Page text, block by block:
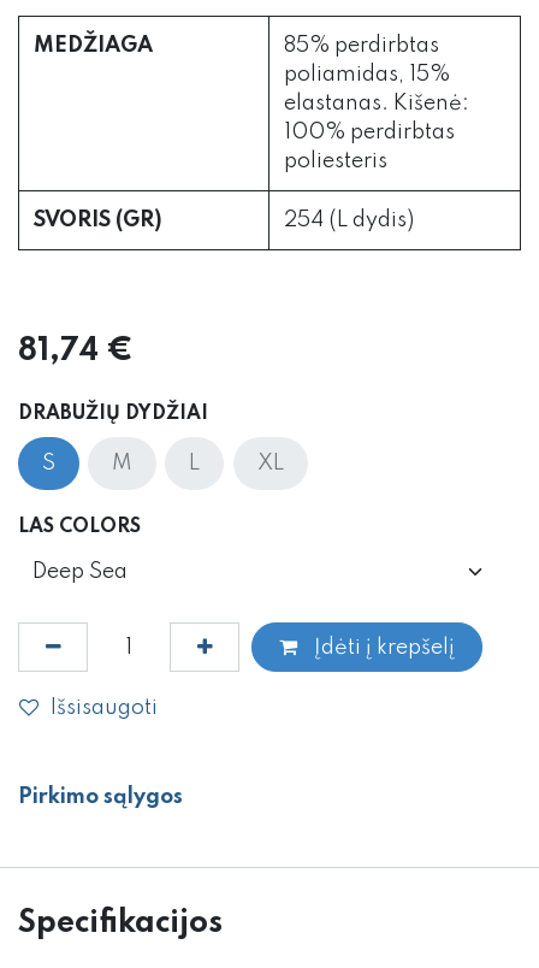
MEDŽIAGA
85% perdirbtas
poliamidas, 15%
elastanas. Kišenė:
100% perdirbtas
poliesteris
SVORIS (GR) 254 (L dydis)
81,74 €
DRABUŽIŲ DYDŽIAI
S M L XL
LAS COLORS
Įdėti į krepšelį
Išsisaugoti
Pirkimo sąlygos
Specifikacijos